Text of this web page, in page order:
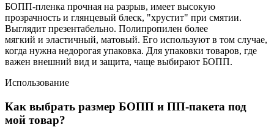
БОПП-пленка прочная на разрыв, имеет высокую
прозрачность и глянцевый блеск, "хрустит" при смятии.
Выглядит презентабельно. Полипропилен более
мягкий и эластичный, матовый. Его используют в том случае,
когда нужна недорогая упаковка. Для упаковки товаров, где
важен внешний вид и защита, чаще выбирают БОПП.
Использование
Как выбрать размер БОПП и ПП-пакета под
мой товар?